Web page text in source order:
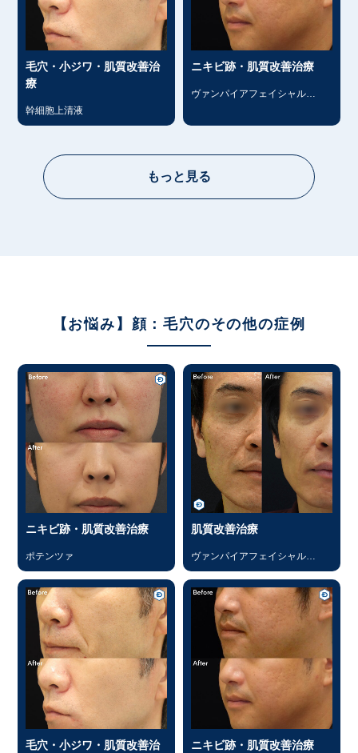
毛穴・小ジワ・肌質改善治
療
幹細胞上清液
ニキビ跡・肌質改善治療
ヴァンパイアフェイシャル
もっと見る
【お悩み】顔：毛穴のその他の症例
ニキビ跡・肌質改善治療
ポテンツァ
肌質改善治療
ヴァンパイアフェイシャル
（PRP）
毛穴・小ジワ・肌質改善治
ニキビ跡・肌質改善治療